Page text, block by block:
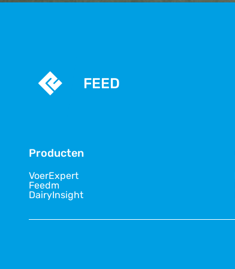
FEED
Producten
VoerExpert
Feedm
DairyInsight